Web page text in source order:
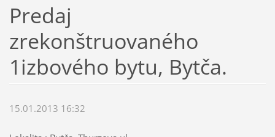
Predaj
zrekonštruovaného
1izbového bytu, Bytča.
15.01.2013 16:32